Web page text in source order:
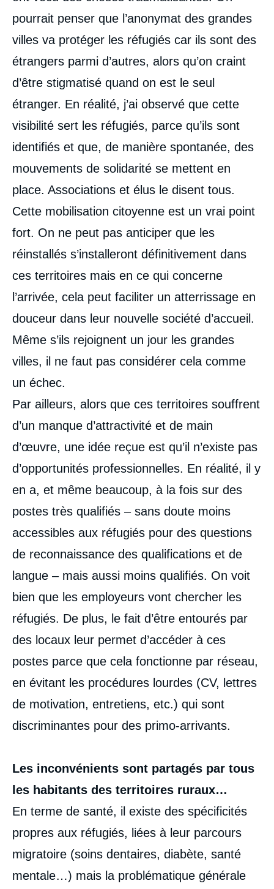
pourrait penser que l’anonymat des grandes
villes va protéger les réfugiés car ils sont des
étrangers parmi d’autres, alors qu’on craint
d’être stigmatisé quand on est le seul
étranger. En réalité, j’ai observé que cette
visibilité sert les réfugiés, parce qu’ils sont
identifiés et que, de manière spontanée, des
mouvements de solidarité se mettent en
place. Associations et élus le disent tous.
Cette mobilisation citoyenne est un vrai point
fort. On ne peut pas anticiper que les
réinstallés s’installeront définitivement dans
ces territoires mais en ce qui concerne
l’arrivée, cela peut faciliter un atterrissage en
douceur dans leur nouvelle société d’accueil.
Même s’ils rejoignent un jour les grandes
villes, il ne faut pas considérer cela comme
un échec.
Par ailleurs, alors que ces territoires souffrent
d’un manque d’attractivité et de main
d’œuvre, une idée reçue est qu’il n’existe pas
d’opportunités professionnelles. En réalité, il y
en a, et même beaucoup, à la fois sur des
postes très qualifiés – sans doute moins
accessibles aux réfugiés pour des questions
de reconnaissance des qualifications et de
langue – mais aussi moins qualifiés. On voit
bien que les employeurs vont chercher les
réfugiés. De plus, le fait d’être entourés par
des locaux leur permet d’accéder à ces
postes parce que cela fonctionne par réseau,
en évitant les procédures lourdes (CV, lettres
de motivation, entretiens, etc.) qui sont
discriminantes pour des primo-arrivants.
Les inconvénients sont partagés par tous
les habitants des territoires ruraux…
En terme de santé, il existe des spécificités
propres aux réfugiés, liées à leur parcours
migratoire (soins dentaires, diabète, santé
mentale…) mais la problématique générale